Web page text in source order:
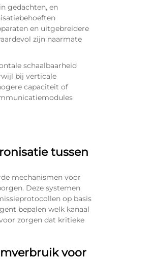
gedachten, en
en uitgebreidere
zijn naarmate
schaalbaarheid
bij verticale
capaciteit of
tussen
mechanismen voor
Deze systemen
op basis
bepalen welk kanaal
zorgen dat kritieke
voor